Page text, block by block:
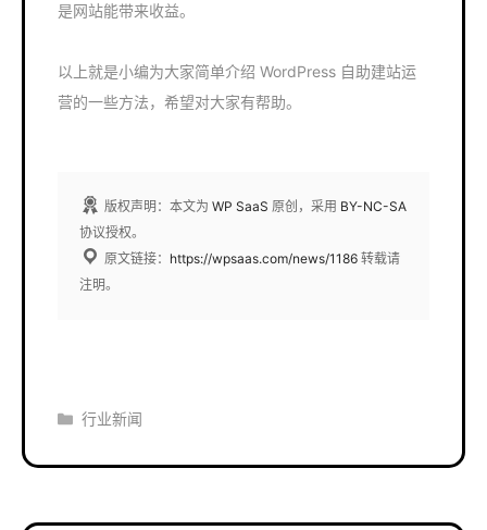
是网站能带来收益。
以上就是小编为大家简单介绍 WordPress 自助建站运
营的一些方法，希望对大家有帮助。
版权声明：本文为 WP SaaS 原创，采用 BY-NC-SA
协议授权。
原文链接： https://wpsaas.com/news/1186 转载请
注明。
分
行业新闻